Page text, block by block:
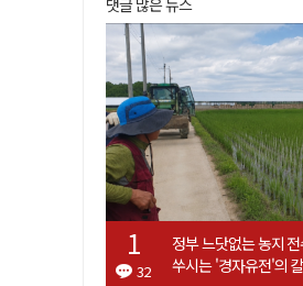
댓글 많은 뉴스
32
정부 느닷없는 농지
쑤시는 '경자유전'의